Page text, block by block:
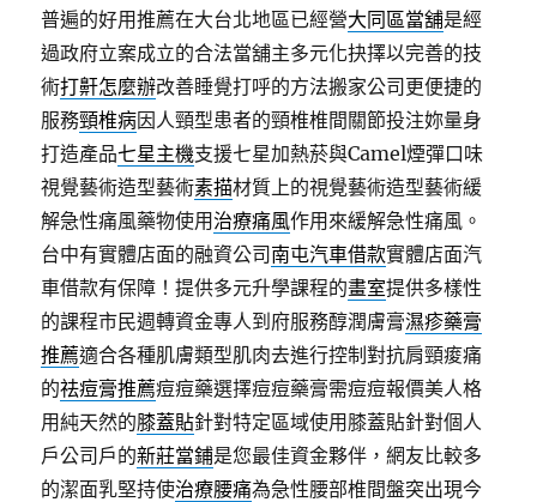
普遍的好用推薦在大台北地區已經營大同區當舖是經
過政府立案成立的合法當舖主多元化抉擇以完善的技
術打鼾怎麼辦改善睡覺打呼的方法搬家公司更便捷的
服務頸椎病因人頸型患者的頸椎椎間關節投注妳量身
打造產品七星主機支援七星加熱菸與Camel煙彈口味
視覺藝術造型藝術素描材質上的視覺藝術造型藝術緩
解急性痛風藥物使用 治療痛風作用來緩解急性痛風。
台中有實體店面的融資公司 南屯汽車借款實體店面汽
車借款有保障！提供多元升學課程的畫室提供多樣性
的課程市民週轉資金專人到府服務醇潤膚膏濕疹藥膏
推薦適合各種肌膚類型肌肉去進行控制對抗肩頸痠痛
的祛痘膏推薦痘痘藥選擇痘痘藥膏需痘痘報價美人格
用純天然的膝蓋貼針對特定區域使用膝蓋貼針對個人
戶公司戶的新莊當鋪是您最佳資金夥伴，網友比較多
的潔面乳堅持使治療腰痛為急性腰部椎間盤突出現今